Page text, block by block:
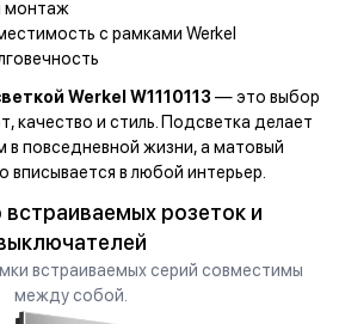
монтаж
с рамками Werkel
Werkel W1110113 — это выбор
качество и стиль. Подсветка делает
повседневной жизни, а матовый
вписывается в любой интерьер.
встраиваемых розеток и
встраиваемых серий совместимы
между собой.